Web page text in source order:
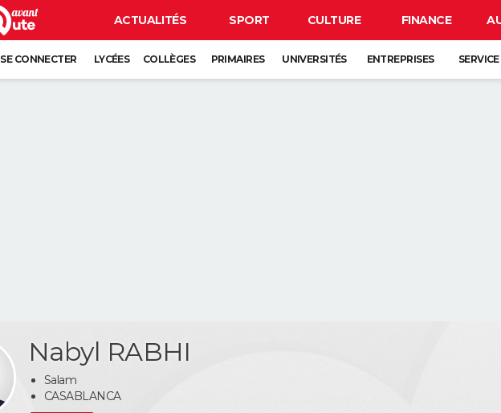
ACTUALITÉS SPORT CULTURE FINANCE
SE CONNECTER LYCÉES COLLÈGES PRIMAIRES UNIVERSITÉS ENTREPRISES
Nabyl RABHI
Salam
CASABLANCA